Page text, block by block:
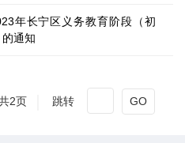
年长宁区义务教育阶段（初
通知
2页 跳转 GO